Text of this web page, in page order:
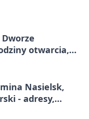
otwarcia,
Nasielsk,
- adresy,